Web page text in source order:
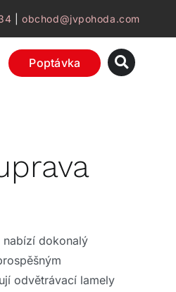
|obchod@jvpohoda.com
Poptávka
nabízí dokonalý
odvětrávací lamely